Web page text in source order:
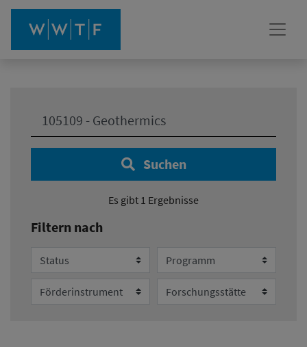
Suchen
Es gibt 1 Ergebnisse
Filtern nach
Status Programm
Förderinstrument Forschungsstätte